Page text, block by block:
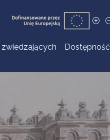
zwiedzających Dostępność